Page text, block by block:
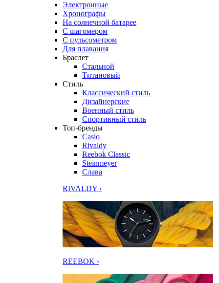
Электронные
Хронографы
На солнечной батарее
С шагомером
С пульсометром
Для плавания
Браслет
Стальной
Титановый
Стиль
Классический стиль
Дизайнерские
Военный стиль
Спортивный стиль
Топ-бренды
Casio
Rivaldy
Reebok Classic
Steinmeyer
Слава
RIVALDY ›
REEBOK ›